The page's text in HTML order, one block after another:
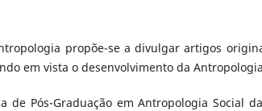
propõe-se a divulgar artigos
em vista o desenvolvimento da
de Pós-Graduação em Antropologia Social